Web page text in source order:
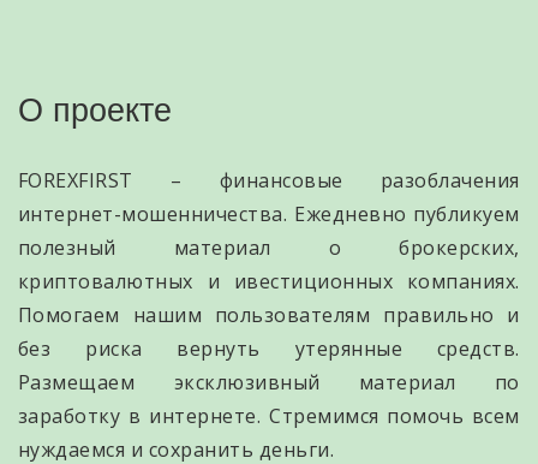
О проекте
FOREXFIRST – финансовые разоблачения
интернет-мошенничества. Ежедневно публикуем
полезный материал о брокерских,
криптовалютных и ивестиционных компаниях.
Помогаем нашим пользователям правильно и
без риска вернуть утерянные средств.
Размещаем эксклюзивный материал по
заработку в интернете. Стремимся помочь всем
нуждаемся и сохранить деньги.